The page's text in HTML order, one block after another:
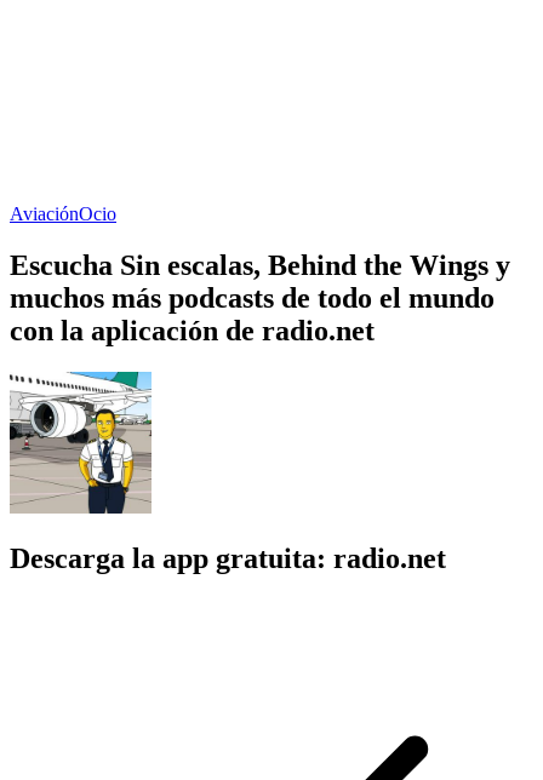
AviaciónOcio
Escucha Sin escalas, Behind the Wings y
muchos más podcasts de todo el mundo
con la aplicación de radio.net
Descarga la app gratuita: radio.net